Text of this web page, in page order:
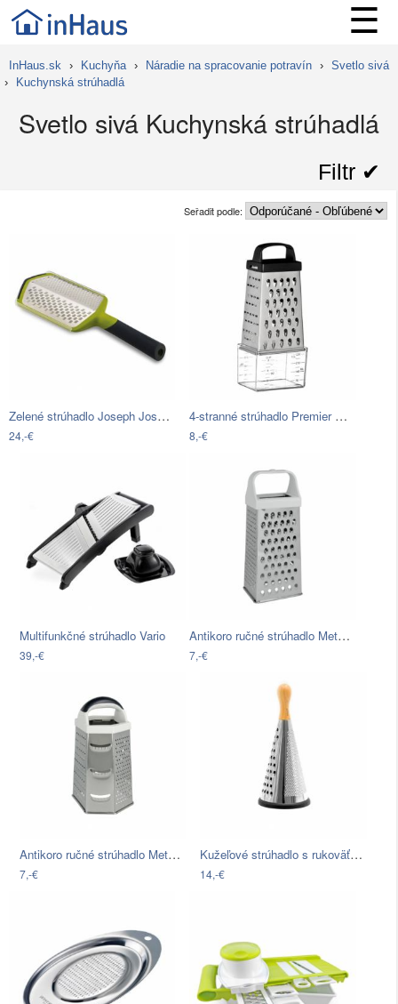
☰
InHaus.sk › Kuchyňa › Náradie na spracovanie potravín › Svetlo sivá
›
Kuchynská strúhadlá
Svetlo sivá Kuchynská strúhadlá
Filtr ✔︎
Seřadit podle:
Zelené strúhadlo Joseph Joseph Twist…
24,-€
4-stranné strúhadlo Premier Housewares
8,-€
Multifunkčné strúhadlo Vario
39,-€
Antikoro ručné strúhadlo Metaltex, 23 cm
7,-€
Antikoro ručné strúhadlo Metaltex…
7,-€
Kužeľové strúhadlo s rukoväťou z…
14,-€